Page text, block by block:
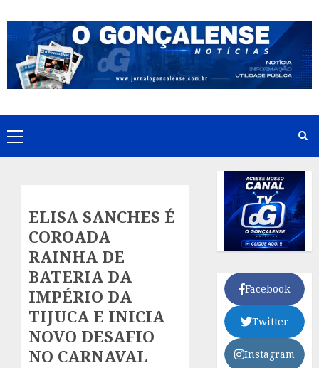
to
content
Primary
Menu
ELISA SANCHES É
COROADA
RAINHA DE
BATERIA DA
IMPÉRIO DA
TIJUCA E INICIA
NOVO DESAFIO
NO CARNAVAL
Facebook
Twitter
Instagram